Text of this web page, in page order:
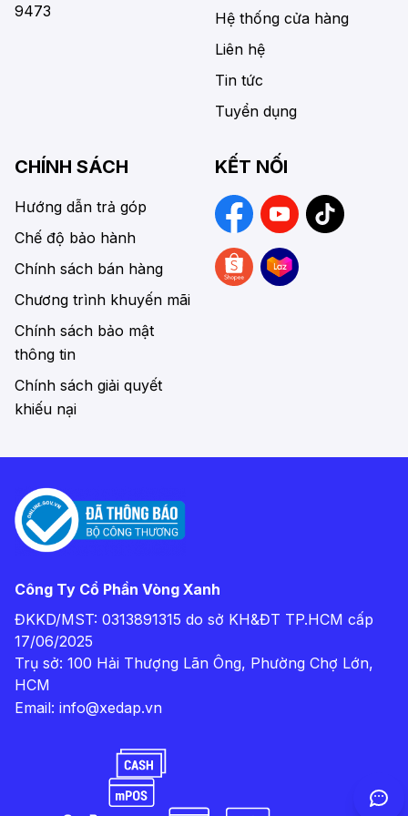
9473
Hệ thống cửa hàng
Liên hệ
Tin tức
Tuyển dụng
CHÍNH SÁCH
Hướng dẫn trả góp
Chế độ bảo hành
Chính sách bán hàng
Chương trình khuyến mãi
Chính sách bảo mật
thông tin
Chính sách giải quyết
khiếu nại
KẾT NỐI
Công Ty Cổ Phần Vòng Xanh
ĐKKD/MST: 0313891315 do sở KH&ĐT TP.HCM cấp
17/06/2025
Trụ sở: 100 Hải Thượng Lãn Ông, Phường Chợ Lớn,
HCM
Email: info@xedap.vn